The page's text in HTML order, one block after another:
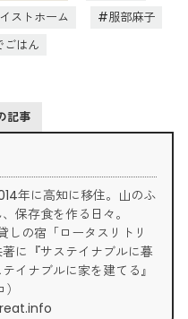
ストホーム
服部麻子
ごはん
記事
年に高知に移住。山のふ
保存食を作る日々。
しの宿「ロータスリトリ
に『サステイナブルに暮
イナブルに家を建てる』